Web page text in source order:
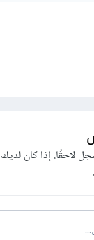
لاحقًا. إذا كان